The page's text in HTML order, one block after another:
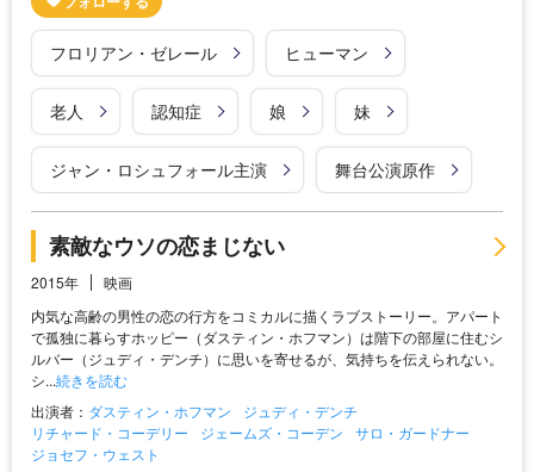
フロリアン・ゼレール ヒューマン
老人 認知症 娘 妹
ジャン・ロシュフォール主演 舞台公演原作
素敵なウソの恋まじない
2015年
映画
内気な高齢の男性の恋の行方をコミカルに描くラブストーリー。アパート
で孤独に暮らすホッピー（ダスティン・ホフマン）は階下の部屋に住むシ
ルバー（ジュディ・デンチ）に思いを寄せるが、気持ちを伝えられない。
シ...続きを読む
出演者： ダスティン・ホフマン
ジュディ・デンチ
リチャード・コーデリー
ジェームズ・コーデン
サロ・ガードナー
ジョセフ・ウェスト